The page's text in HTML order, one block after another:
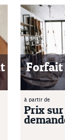
Forfait
à partir de
Prix sur